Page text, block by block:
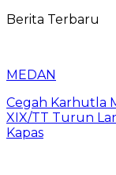
Berita Terbaru
MEDAN
Cegah Karhutla
XIX/TT Turun
Kapas